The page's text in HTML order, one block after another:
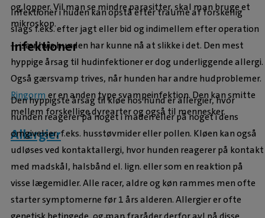
og lopper. Vil man se mindre parasitter, skal man bruge et
mikroskop.
Infektioner
Infektioner i huden kan opstå efter traume af forskellig
slags f.eks. efter jagt eller bid og indimellem efter operation
– især hvis hunden har kunne nå at slikke i det. Den mest
hyppige årsag til hudinfektioner er dog underliggende allergi.
Også gærsvamp trives, når hunden har andre hudproblemer.
Ringorm er en anden type svampeinfektion. Den kan smitte
mellem forskellige dyrearter og også til mennesker.
Allergier
Den hyppigste årsag til kløe hos hund er allergier, hvor
hunden reagerer på noget i maden eller på noget i dens
omgivelser, f.eks. husstøvmider eller pollen. Kløen kan også
udløses ved kontaktallergi, hvor hunden reagerer på kontakt
med madskål, halsbånd el. lign. eller som en reaktion på
visse lægemidler. Alle racer, aldre og køn rammes men ofte
starter symptomerne før 1 års alderen. Allergier er ofte